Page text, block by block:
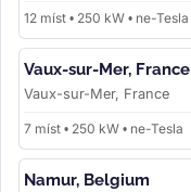
12 míst • 250 kW • ne-Tesla
Vaux-sur-Mer, France
Vaux-sur-Mer, France
7 míst • 250 kW • ne-Tesla
Namur, Belgium